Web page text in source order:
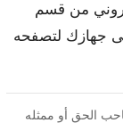
من قسم
جهازك لتصفحه
الحق أو ممثله